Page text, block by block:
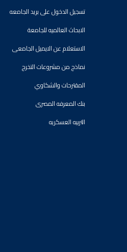
تسجيل الدخول على بريد الجامعه
الابحاث العالميه للجامعة
الاستعلام عن الايميل الجامعى
نماذج من مشروعات التخرج
المقترحات والشكاوي
بنك المعرفه المصرى
التربيه العسكريه